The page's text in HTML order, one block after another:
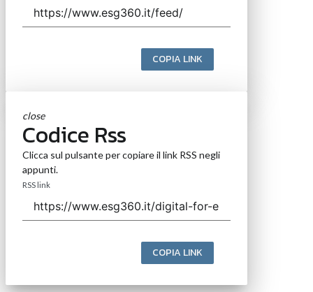
COPIA LINK
close
Codice Rss
Clicca sul pulsante per copiare il link RSS negli
appunti.
RSS link
COPIA LINK